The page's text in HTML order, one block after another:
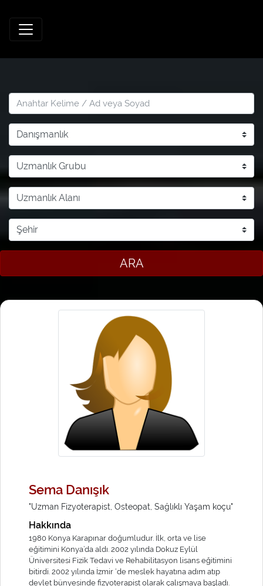
Sema Danışık
"Uzman Fizyoterapist, Osteopat, Sağlıklı Yaşam koçu"
Hakkında
1980 Konya Karapınar doğumludur. İlk, orta ve lise
eğitimini Konya’da aldı. 2002 yılında Dokuz Eylül
Üniversitesi Fizik Tedavi ve Rehabilitasyon lisans eğitimini
bitirdi. 2002 yılında İzmir ‘de meslek hayatına adım atıp
devlet bünyesinde fizyoterapist olarak çalışmaya başladı.